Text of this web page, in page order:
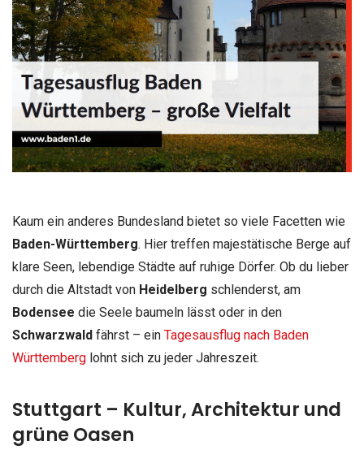
Kaum ein anderes Bundesland bietet so viele Facetten wie
Baden-Württemberg. Hier treffen majestätische Berge auf
klare Seen, lebendige Städte auf ruhige Dörfer. Ob du lieber
durch die Altstadt von Heidelberg schlenderst, am
Bodensee die Seele baumeln lässt oder in den
Schwarzwald fährst – ein Tagesausflug nach Baden
Württemberg lohnt sich zu jeder Jahreszeit.
Stuttgart – Kultur, Architektur und
grüne Oasen